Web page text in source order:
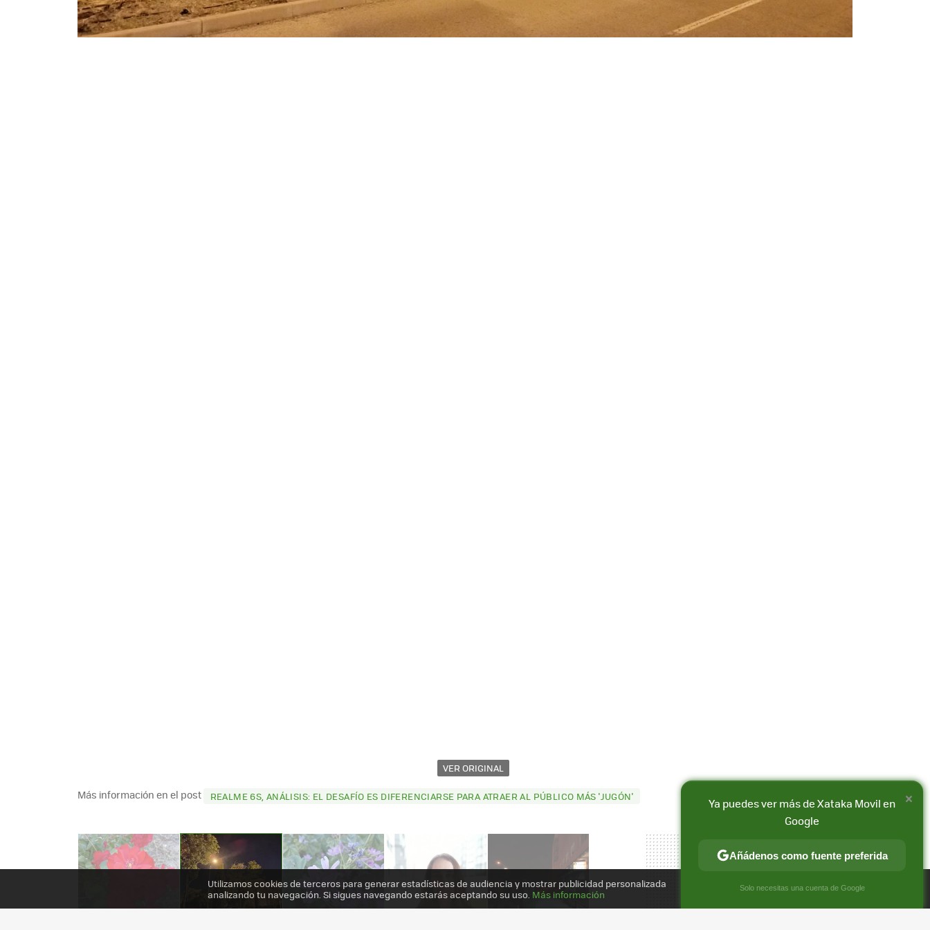
VER ORIGINAL
Compartir
FACEBOOK
X
Más información en el post REALME 6S, ANÁLISIS: EL DESAFÍO ES DIFERENCIARSE PARA ATRAER AL PÚBLICO MÁS 'JUGÓN'
Utilizamos cookies de terceros para generar estadísticas de audiencia y mostrar publicidad personalizada
analizando tu navegación. Si sigues navegando estarás aceptando su uso. Más información
×
Ya puedes ver más de Xataka Movil en
Google
Añádenos como fuente preferida
Solo necesitas una cuenta de Google